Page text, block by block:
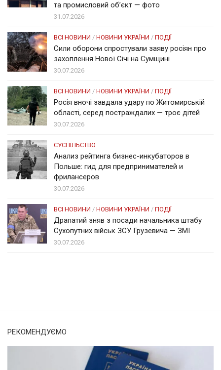
та промисловий об’єкт — фото
31.07.2026
ВСІ НОВИНИ / НОВИНИ УКРАЇНИ / ПОДІЇ
Сили оборони спростували заяву росіян про
захоплення Нової Січі на Сумщині
30.07.2026
ВСІ НОВИНИ / НОВИНИ УКРАЇНИ / ПОДІЇ
Росія вночі завдала удару по Житомирській
області, серед постраждалих — троє дітей
30.07.2026
СУСПІЛЬСТВО
Анализ рейтинга бизнес-инкубаторов в
Польше: гид для предпринимателей и
фрилансеров
30.07.2026
ВСІ НОВИНИ / НОВИНИ УКРАЇНИ / ПОДІЇ
Драпатий зняв з посади начальника штабу
Сухопутних військ ЗСУ Грузевича — ЗМІ
30.07.2026
РЕКОМЕНДУЄМО